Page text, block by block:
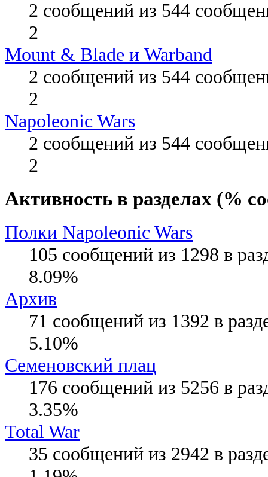
2 сообщений из 544
2
Mount & Blade и Warband
2 сообщений из 544
2
Napoleonic Wars
2 сообщений из 544
2
Активность в разделах (%
Полки Napoleonic Wars
105 сообщений из 1298 в
8.09%
Архив
71 сообщений из 1392 в
5.10%
Семеновский плац
176 сообщений из 5256 в
3.35%
Total War
35 сообщений из 2942 в